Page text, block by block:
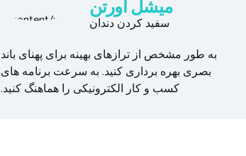
میشل اورتن
سفید کردن دندان
به طور مشخص از ترازهای بهینه برای پهنای باند
بصری بهره برداری کنید. به سرعت برنامه های
کسب و کار الکترونیکی را هماهنگ کنید.